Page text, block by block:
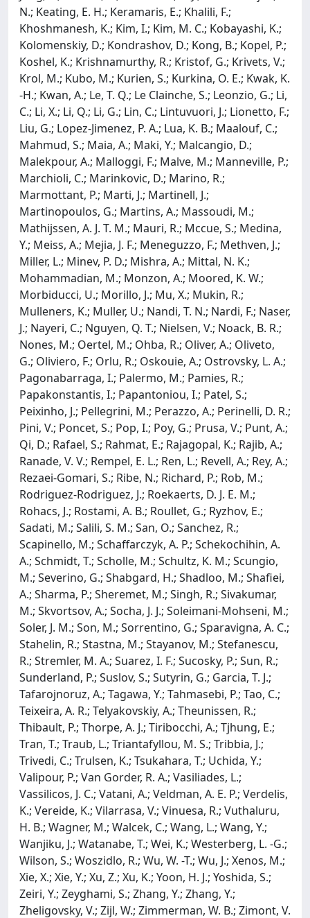
N.; Keating, E. H.; Keramaris, E.; Khalili, F.;
Khoshmanesh, K.; Kim, I.; Kim, M. C.; Kobayashi, K.;
Kolomenskiy, D.; Kondrashov, D.; Kong, B.; Kopel, P.;
Koshel, K.; Krishnamurthy, R.; Kristof, G.; Krivets, V.;
Krol, M.; Kubo, M.; Kurien, S.; Kurkina, O. E.; Kwak, K.
-H.; Kwan, A.; Le, T. Q.; Le Clainche, S.; Leonzio, G.; Li,
C.; Li, X.; Li, Q.; Li, G.; Lin, C.; Lintuvuori, J.; Lionetto, F.;
Liu, G.; Lopez-Jimenez, P. A.; Lua, K. B.; Maalouf, C.;
Mahmud, S.; Maia, A.; Maki, Y.; Malcangio, D.;
Malekpour, A.; Malloggi, F.; Malve, M.; Manneville, P.;
Marchioli, C.; Marinkovic, D.; Marino, R.;
Marmottant, P.; Marti, J.; Martinell, J.;
Martinopoulos, G.; Martins, A.; Massoudi, M.;
Mathijssen, A. J. T. M.; Mauri, R.; Mccue, S.; Medina,
Y.; Meiss, A.; Mejia, J. F.; Meneguzzo, F.; Methven, J.;
Miller, L.; Minev, P. D.; Mishra, A.; Mittal, N. K.;
Mohammadian, M.; Monzon, A.; Moored, K. W.;
Morbiducci, U.; Morillo, J.; Mu, X.; Mukin, R.;
Mulleners, K.; Muller, U.; Nandi, T. N.; Nardi, F.; Naser,
J.; Nayeri, C.; Nguyen, Q. T.; Nielsen, V.; Noack, B. R.;
Nones, M.; Oertel, M.; Ohba, R.; Oliver, A.; Oliveto,
G.; Oliviero, F.; Orlu, R.; Oskouie, A.; Ostrovsky, L. A.;
Pagonabarraga, I.; Palermo, M.; Pamies, R.;
Papakonstantis, I.; Papantoniou, I.; Patel, S.;
Peixinho, J.; Pellegrini, M.; Perazzo, A.; Perinelli, D. R.;
Pini, V.; Poncet, S.; Pop, I.; Poy, G.; Prusa, V.; Punt, A.;
Qi, D.; Rafael, S.; Rahmat, E.; Rajagopal, K.; Rajib, A.;
Ranade, V. V.; Rempel, E. L.; Ren, L.; Revell, A.; Rey, A.;
Rezaei-Gomari, S.; Ribe, N.; Richard, P.; Rob, M.;
Rodriguez-Rodriguez, J.; Roekaerts, D. J. E. M.;
Rohacs, J.; Rostami, A. B.; Roullet, G.; Ryzhov, E.;
Sadati, M.; Salili, S. M.; San, O.; Sanchez, R.;
Scapinello, M.; Schaffarczyk, A. P.; Schekochihin, A.
A.; Schmidt, T.; Scholle, M.; Schultz, K. M.; Scungio,
M.; Severino, G.; Shabgard, H.; Shadloo, M.; Shafiei,
A.; Sharma, P.; Sheremet, M.; Singh, R.; Sivakumar,
M.; Skvortsov, A.; Socha, J. J.; Soleimani-Mohseni, M.;
Soler, J. M.; Son, M.; Sorrentino, G.; Sparavigna, A. C.;
Stahelin, R.; Stastna, M.; Stayanov, M.; Stefanescu,
R.; Stremler, M. A.; Suarez, I. F.; Sucosky, P.; Sun, R.;
Sunderland, P.; Suslov, S.; Sutyrin, G.; Garcia, T. J.;
Tafarojnoruz, A.; Tagawa, Y.; Tahmasebi, P.; Tao, C.;
Teixeira, A. R.; Telyakovskiy, A.; Theunissen, R.;
Thibault, P.; Thorpe, A. J.; Tiribocchi, A.; Tjhung, E.;
Tran, T.; Traub, L.; Triantafyllou, M. S.; Tribbia, J.;
Trivedi, C.; Trulsen, K.; Tsukahara, T.; Uchida, Y.;
Valipour, P.; Van Gorder, R. A.; Vasiliades, L.;
Vassilicos, J. C.; Vatani, A.; Veldman, A. E. P.; Verdelis,
K.; Vereide, K.; Vilarrasa, V.; Vinuesa, R.; Vuthaluru,
H. B.; Wagner, M.; Walcek, C.; Wang, L.; Wang, Y.;
Wanjiku, J.; Watanabe, T.; Wei, K.; Westerberg, L. -G.;
Wilson, S.; Woszidlo, R.; Wu, W. -T.; Wu, J.; Xenos, M.;
Xie, X.; Xie, Y.; Xu, Z.; Xu, K.; Yoon, H. J.; Yoshida, S.;
Zeiri, Y.; Zeyghami, S.; Zhang, Y.; Zhang, Y.;
Zheligovsky, V.; Zijl, W.; Zimmerman, W. B.; Zimont, V.